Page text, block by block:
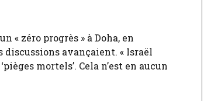
« zéro progrès » à Doha, en
avançai­ent. « Israël
mortels’. Cela n’est en aucun